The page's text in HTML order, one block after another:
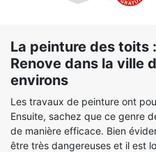
La peinture des toits
Renove dans la ville
environs
Les travaux de peinture ont
Ensuite, sachez que ce genre
de manière efficace. Bien
être très dangereuses et il est